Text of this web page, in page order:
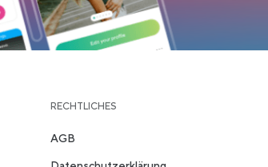
RECHTLICHES
AGB